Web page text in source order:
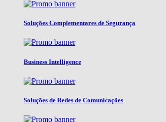
Soluções Complementares de Segurança
Business Intelligence
Soluções de Redes de Comunicações